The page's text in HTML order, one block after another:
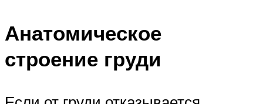
Анатомическое
строение груди